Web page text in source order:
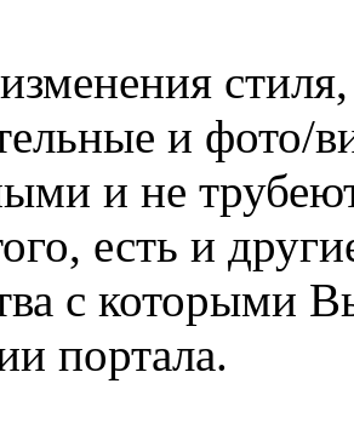
и фото/
и не
есть и
с которыми
портала.